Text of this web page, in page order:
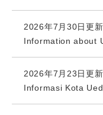
2026年7月30日更新
Information about
2026年7月23日更新
Informasi Kota